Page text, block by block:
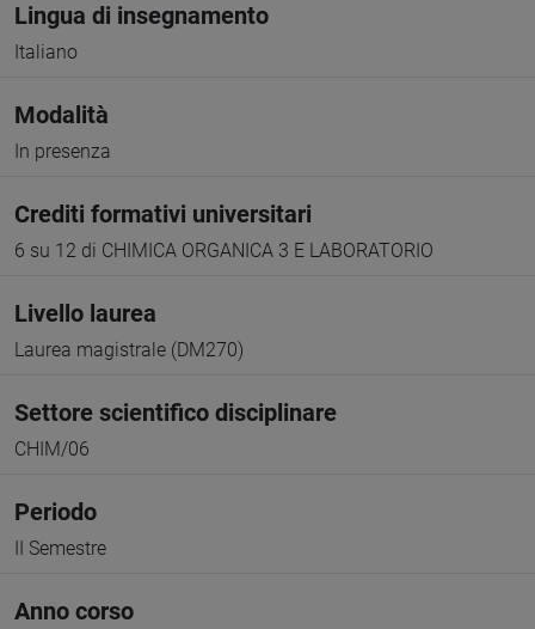
Lingua di insegnamento
Italiano
Modalità
In presenza
Crediti formativi universitari
6 su 12 di CHIMICA ORGANICA 3 E LABORATORIO
Livello laurea
Laurea magistrale (DM270)
Settore scientifico disciplinare
CHIM/06
Periodo
II Semestre
Anno corso